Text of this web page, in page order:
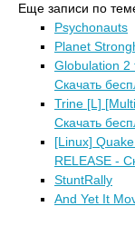
Еще записи по
Psychonauts
Planet
Globulation 2
Скачать
Trine [L]
Скачать
[Linux]
RELEASE -
StuntRally
And Yet It